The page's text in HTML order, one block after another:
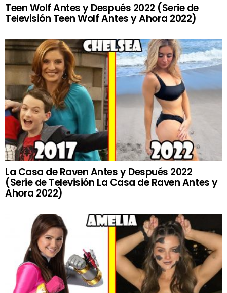
Teen Wolf Antes y Después 2022 (Serie de
Televisión Teen Wolf Antes y Ahora 2022)
La Casa de Raven Antes y Después 2022
(Serie de Televisión La Casa de Raven Antes y
Ahora 2022)